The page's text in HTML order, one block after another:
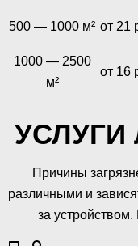
500 — 1000 м² от 21
1000 — 2500
м²
от 16
УСЛУГИ
Причины
различными и
за